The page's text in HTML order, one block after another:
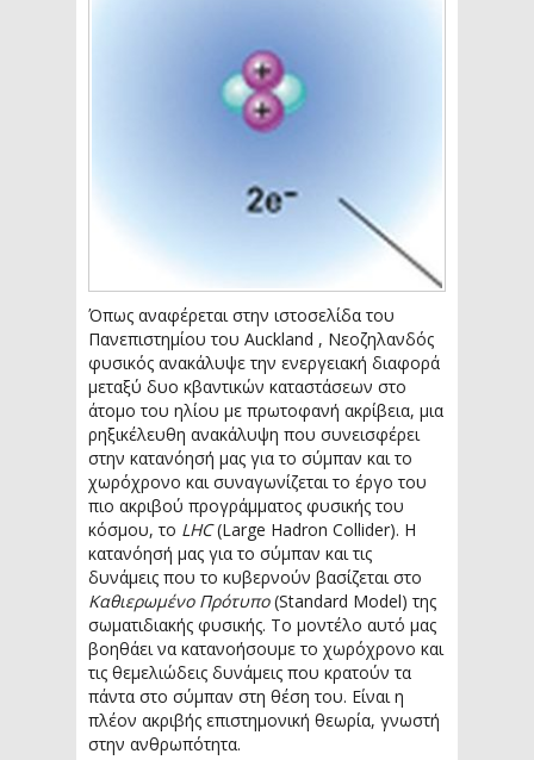
Όπως αναφέρεται στην ιστοσελίδα του
Πανεπιστημίου του Auckland , Νεοζηλανδός
φυσικός ανακάλυψε την ενεργειακή διαφορά
μεταξύ δυο κβαντικών καταστάσεων στο
άτομο του ηλίου με πρωτοφανή ακρίβεια, μια
ρηξικέλευθη ανακάλυψη που συνεισφέρει
στην κατανόησή μας για το σύμπαν και το
χωρόχρονο και συναγωνίζεται το έργο του
πιο ακριβού προγράμματος φυσικής του
κόσμου, το LHC(Large Hadron Collider). Η
κατανόησή μας για το σύμπαν και τις
δυνάμεις που το κυβερνούν βασίζεται στο
Καθιερωμένο Πρότυπο(Standard Model) της
σωματιδιακής φυσικής. Το μοντέλο αυτό μας
βοηθάει να κατανοήσουμε το χωρόχρονο και
τις θεμελιώδεις δυνάμεις που κρατούν τα
πάντα στο σύμπαν στη θέση του. Είναι η
πλέον ακριβής επιστημονική θεωρία, γνωστή
στην ανθρωπότητα.